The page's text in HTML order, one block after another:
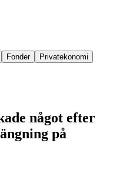
Fonder
Privatekonomi
något efter
på